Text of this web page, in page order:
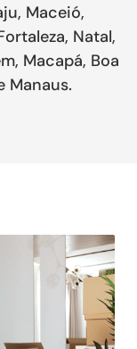
Maceió,
Natal,
Macapá, Boa
Manaus.